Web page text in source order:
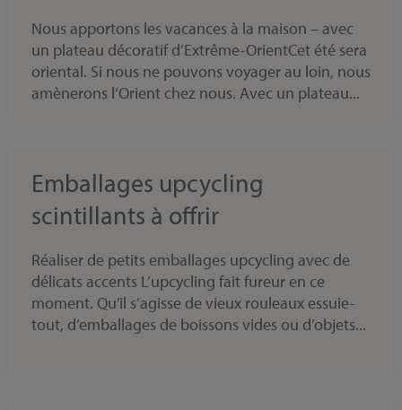
Nous apportons les vacances à la maison – avec
un plateau décoratif d’Extrême-OrientCet été sera
oriental. Si nous ne pouvons voyager au loin, nous
amènerons l‘Orient chez nous. Avec un plateau...
Emballages upcycling
scintillants à offrir
Réaliser de petits emballages upcycling avec de
délicats accents L’upcycling fait fureur en ce
moment. Qu’il s’agisse de vieux rouleaux essuie-
tout, d’emballages de boissons vides ou d’objets...